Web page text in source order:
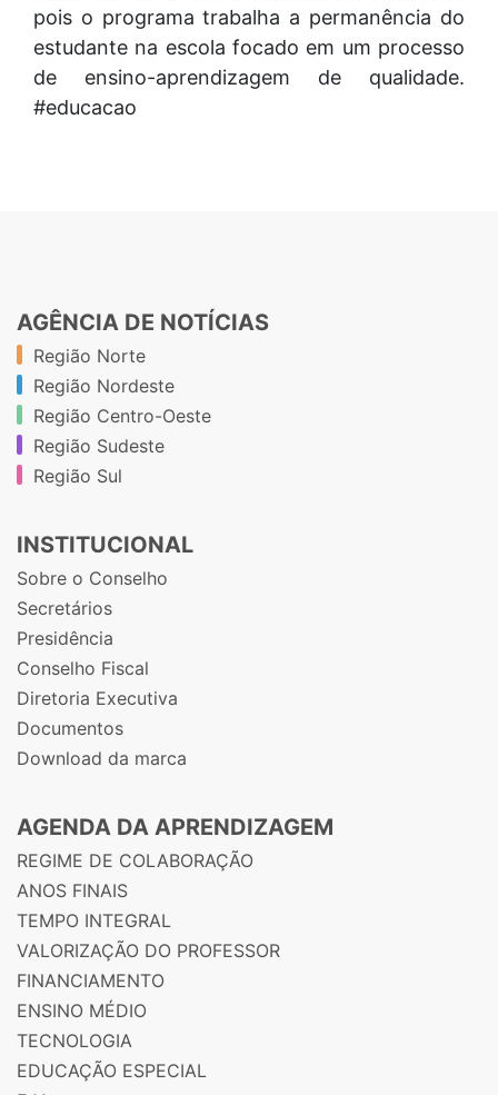
pois o programa trabalha a permanência do
estudante na escola focado em um processo
de ensino-aprendizagem de qualidade.
#educacao
AGÊNCIA DE NOTÍCIAS
Região Norte
Região Nordeste
Região Centro-Oeste
Região Sudeste
Região Sul
INSTITUCIONAL
Sobre o Conselho
Secretários
Presidência
Conselho Fiscal
Diretoria Executiva
Documentos
Download da marca
AGENDA DA APRENDIZAGEM
REGIME DE COLABORAÇÃO
ANOS FINAIS
TEMPO INTEGRAL
VALORIZAÇÃO DO PROFESSOR
FINANCIAMENTO
ENSINO MÉDIO
TECNOLOGIA
EDUCAÇÃO ESPECIAL